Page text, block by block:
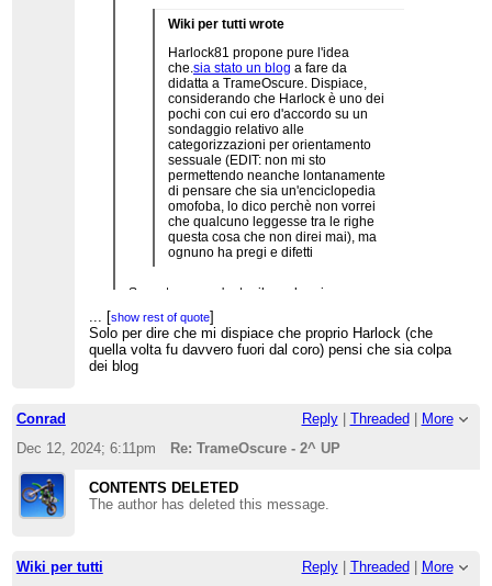
Wiki per tutti wrote
Harlock81 propone pure l'idea
che.sia stato un blog a fare da
didatta a TrameOscure. Dispiace,
considerando che Harlock è uno dei
pochi con cui ero d'accordo su un
sondaggio relativo alle
categorizzazioni per orientamento
sessuale (EDIT: non mi sto
permettendo neanche lontanamente
di pensare che sia un'enciclopedia
omofoba, lo dico perchè non vorrei
che qualcuno leggesse tra le righe
questa cosa che non direi mai), ma
ognuno ha pregi e difetti
Scusate, cosa c'entra il sondaggio
dell'orientamento sessuale con l'infinito di
TrameOscure?
[show rest of quote]
Solo per dire che mi dispiace che proprio Harlock (che
quella volta fu davvero fuori dal coro) pensi che sia colpa
dei blog
Conrad Reply| Threaded
More
Dec 12, 2024; 6:11pm
Re: TrameOscure - 2^ UP
CONTENTS DELETED
The author has deleted this message.
Wiki per tutti Reply| Threaded
More